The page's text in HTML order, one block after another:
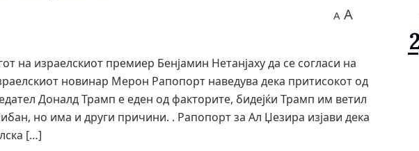
A A
на израелскиот премиер Бенјамин Нетанјаху да се согласи на
новинар Мерон Рапопорт наведува дека притисокот од
Доналд Трамп е еден од факторите, бидејќи Трамп им ветил
но има и други причини. . Рапопорт за Ал Џезира изјави дека
[…]